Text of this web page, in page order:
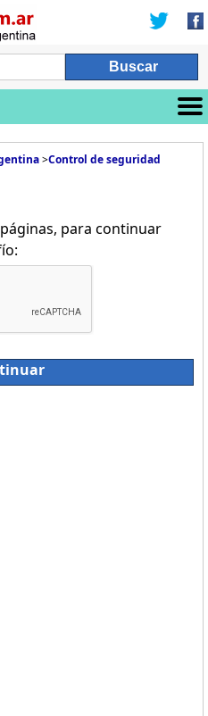
>Control de seguridad
para continuar